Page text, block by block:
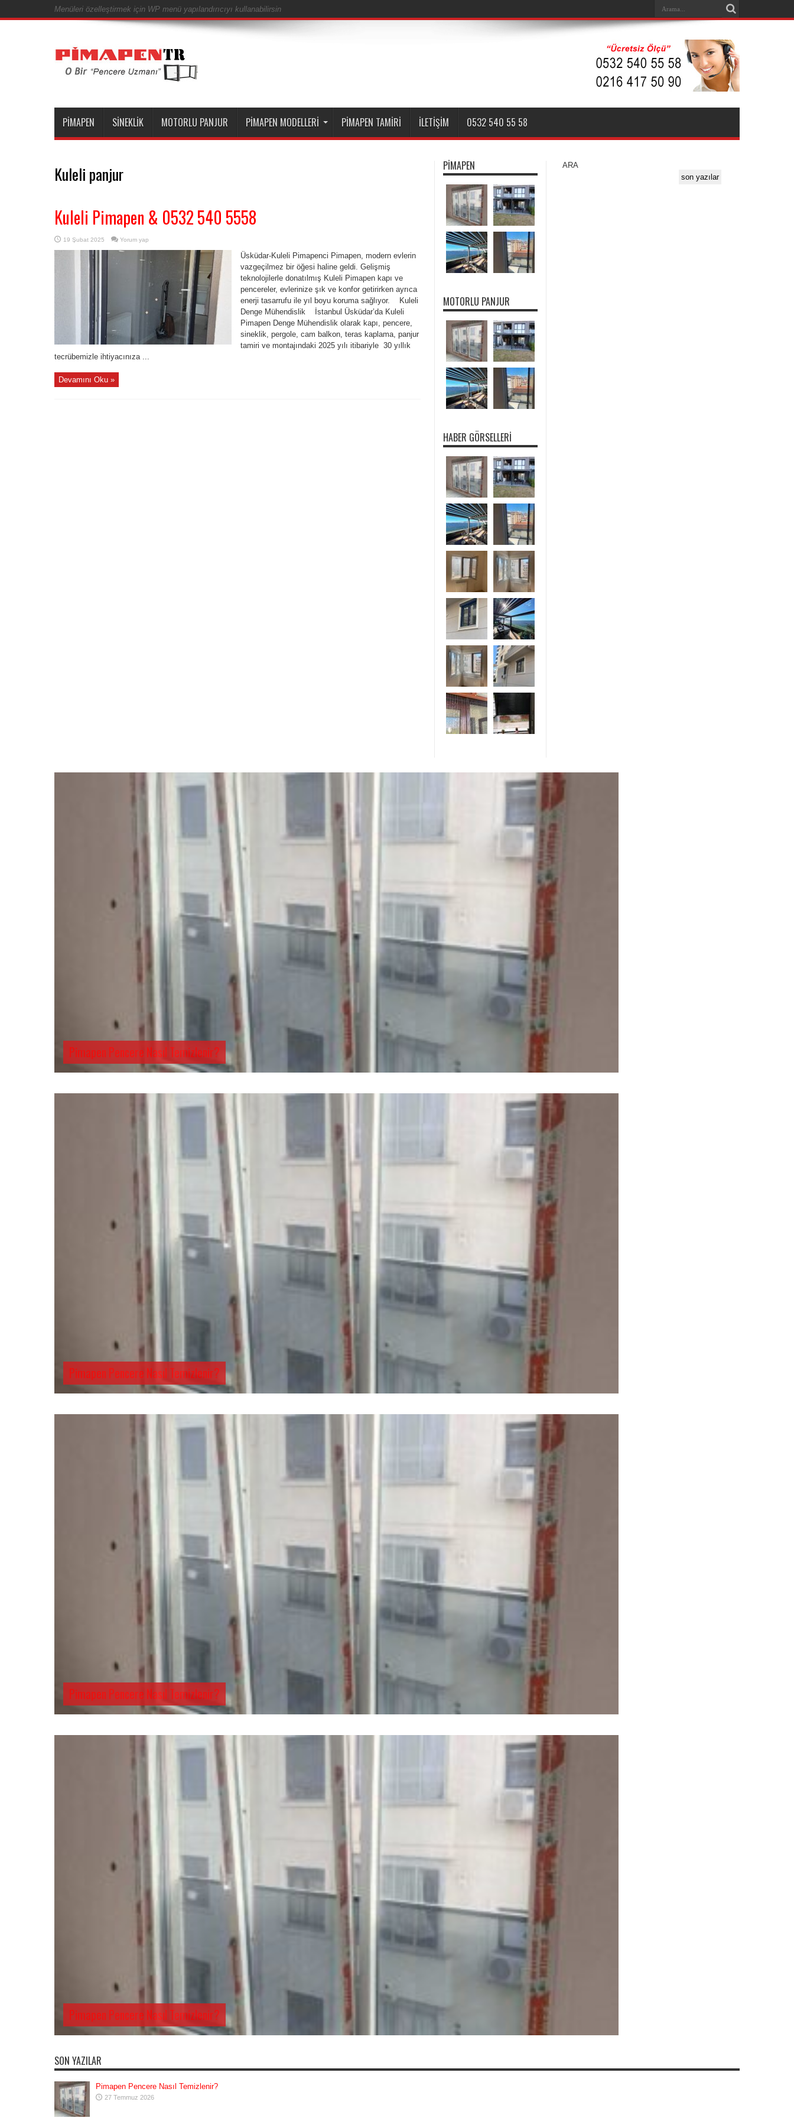
Menüleri özelleştirmek için WP menü yapılandırıcıyı kullanabilirsin
PIMAPEN SINEKLIK MOTORLU PANJUR PIMAPEN MODELLERI PIMAPEN TAMIRI İLETIŞIM 0532 540 55 58
Kuleli panjur
Kuleli Pimapen & 0532 540 5558
19 Şubat 2025 Yorum yap
Üsküdar-Kuleli Pimapenci Pimapen, modern evlerin
vazgeçilmez bir öğesi haline geldi. Gelişmiş
teknolojilerle donatılmış Kuleli Pimapen kapı ve
pencereler, evlerinize şık ve konfor getirirken ayrıca
enerji tasarrufu ile yıl boyu koruma sağlıyor. Kuleli
Denge Mühendislik İstanbul Üsküdar’da Kuleli
Pimapen Denge Mühendislik olarak kapı, pencere,
sineklik, pergole, cam balkon, teras kaplama, panjur
tamiri ve montajındaki 2025 yılı itibariyle 30 yıllık
tecrübemizle ihtiyacınıza ...
Devamını Oku »
PIMAPEN
MOTORLU PANJUR
HABER GÖRSELLERI
ARA
son yazılar
Pimapen Pencere Nasıl Temizlenir?
Pimapen Pencere Nasıl Temizlenir?
Pimapen Pencere Nasıl Temizlenir?
Pimapen Pencere Nasıl Temizlenir?
SON YAZILAR
Pimapen Pencere Nasıl Temizlenir?
27 Temmuz 2026